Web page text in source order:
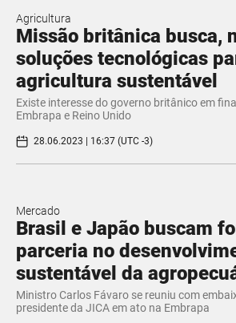
Agricultura
Missão britânica busca,
soluções tecnológicas
agricultura sustentável
Existe interesse do governo britânico em
Embrapa e Reino Unido
28.06.2023 | 16:37 (UTC -3)
Mercado
Brasil e Japão buscam
parceria no
sustentável da
Ministro Carlos Fávaro se reuniu com
presidente da JICA em ato na Embrapa